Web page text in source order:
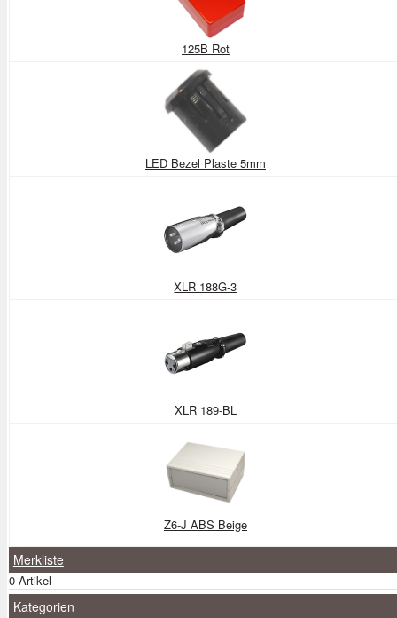
125B Rot
LED Bezel Plaste 5mm
XLR 188G-3
XLR 189-BL
Z6-J ABS Beige
Merkliste
0 Artikel
Kategorien